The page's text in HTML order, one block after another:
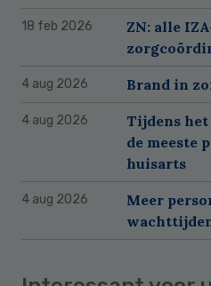
18 feb 2026
ZN: alle
4 aug 2026 Brand in
4 aug 2026
Tijdens het
de meeste
huisarts
4 aug 2026
Meer